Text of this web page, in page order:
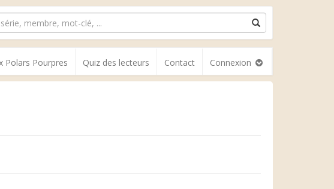
Polars Pourpres Quiz des lecteurs Contact Connexion